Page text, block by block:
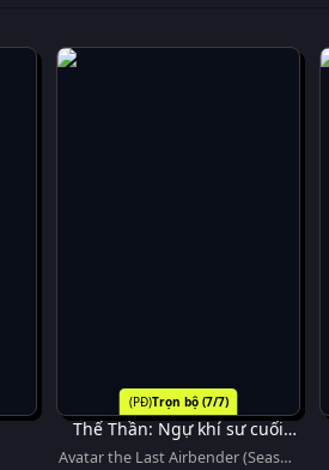
Trọn bộ (7/7)
Thế Thần: Ngự khí sư cuối
cùng (Phần 2)
Avatar the Last Airbender (Season